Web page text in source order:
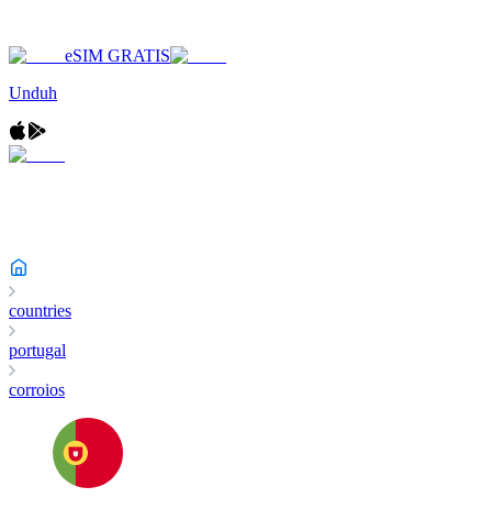
eSIM GRATIS
Unduh
countries
portugal
corroios